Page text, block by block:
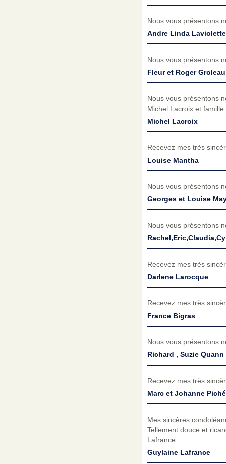
Nous vous présentons
Andre Linda Laviolette
Nous vous présentons
Fleur et Roger Groleau
Nous vous présentons
Michel Lacroix et famille.
Michel Lacroix
Recevez mes très
Louise Mantha
Nous vous présentons
Georges et Louise
Nous vous présentons
Recevez mes très
Darlene Larocque
Recevez mes très
France Bigras
Nous vous présentons
Richard , Suzie Quann
Recevez mes très
Marc et Johanne Piché
Mes sincères
Tellement douce et
Lafrance
Guylaine Lafrance